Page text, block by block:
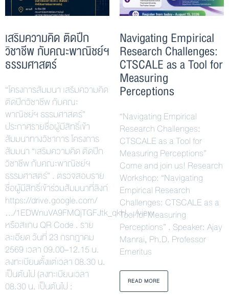
เสริมความคิด ติดปีก
วิชาชีพ กับคณะพาณิชย์ฯ
ธรรมศาสตร์
“โครงการสัมมนา เสริมความคิด
ติดปีกวิชาชีพ กับคณะ
พาณิชย์ฯ ธรรมศาสตร์”
ประกาศรายชื่อผู้มีสิทธิ์เข้า
สัมมนาทางวิชาการ โครงการ
สัมมนา “เสริมความคิด ติดปีก
วิชาชีพ กับคณะพาณิชย์ฯ
ธรรมศาสตร์” . ตรวจสอบราย
ชื่อผู้มีสิทธิ์เข้าร่วมสัมมนาที่ลิงก์
https://drive.google.com/
…/1EDWnuVA9FMQjTGFJtk_qkH…/view
หรือสแกน QR Code . ราย
ละเอียด วันที่ 23 กรกฎาคม
2569 เวลา 09.00–12.15 น.
ลงทะเบียนตั้งแต่เวลา 08.30 น.
เป็นต้นไป (ลงทะเบียนเวลา
08.30 น. เป็นต้นไป :
Navigating Empirical
Research Challenges:
CTSCALE as a Tool for
Measuring
Perceptions
“Navigating Empirical
Research Challenges:
CTSCALE as a Tool for
Measuring Perceptions”
Come and join us! Research
Workshop: “Navigating
Empirical Research
Challenges: CTSCALE as a
Tool for Measuring
Perceptions” . Speaker: Ajay
Manrai, Ph.D. Professor
Emeritus
READ MORE